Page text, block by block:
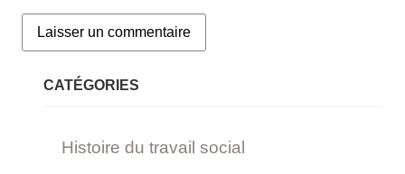
CATÉGORIES
Histoire du travail social